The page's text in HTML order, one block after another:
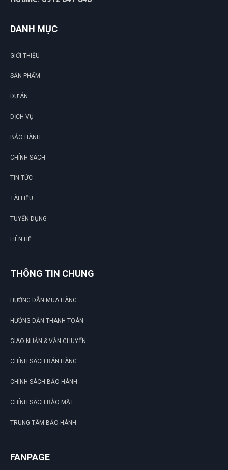
DANH MỤC
GIỚI THIỆU
SẢN PHẨM
DỰ ÁN
DỊCH VỤ
BẢO HÀNH
CHÍNH SÁCH
TIN TỨC
TÀI LIỆU
TUYỂN DỤNG
LIÊN HỆ
THÔNG TIN CHUNG
HƯỚNG DẪN MUA HÀNG
HƯỚNG DẪN THANH TOÁN
GIAO NHẬN & VẬN CHUYỂN
CHÍNH SÁCH BÁN HÀNG
CHÍNH SÁCH BẢO HÀNH
CHÍNH SÁCH BẢO MẬT
TRUNG TÂM BẢO HÀNH
FANPAGE